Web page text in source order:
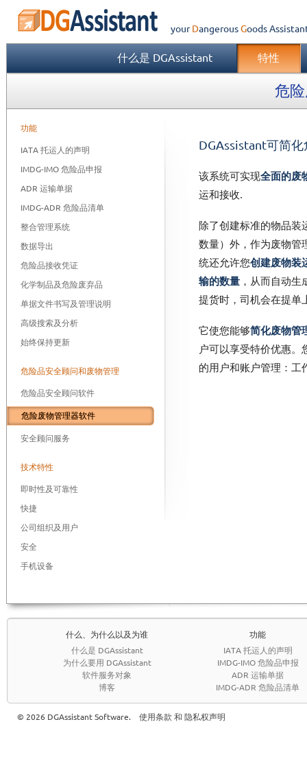
your Dangerous Goods
什么是 DGAssistant 特性
危
功能
IATA 托运人的声明
IMDG-IMO 危险品申报
ADR 运输单据
IMDG-ADR 危险品清单
整合管理系统
数据导出
危险品接收凭证
化学制品及危险废弃品
单据文件书写及管理说明
高级搜索及分析
始终保持更新
危险品安全顾问和废物管理
危险品安全顾问软件
危险废物管理器软件
安全顾问服务
技术特性
即时性及可靠性
快捷
公司组织及用户
安全
手机设备
DGAssistant可简
该系统可实现全面的废
运和接收.
除了创建标准的物品装
数量）外，作为废物管
统还允许您创建废物装
输的数量 ，从而自动生
提货时，司机会在提单
它使您能够简化废物管
户可以享受特价优惠
的用户和账户管理：工
什么、为什么以及为谁
什么是 DGAssistant
为什么要用 DGAssistant
软件服务对象
博客
功能
IATA 托运人的声明
IMDG-IMO 危险品申报
ADR 运输单据
IMDG-ADR 危险品清单
© 2026 DGAssistant Software. 使用条款 和 隐私权声明